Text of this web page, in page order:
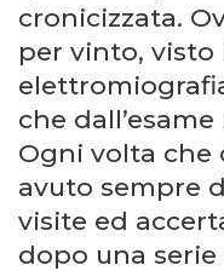
cronicizzata.
per vinto,
che
Ogni volta che
avuto sempre
visite ed
dopo una